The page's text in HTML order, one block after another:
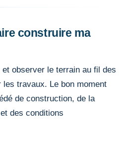
construire ma
observer le terrain au fil des
travaux. Le bon moment
de construction, de la
des conditions